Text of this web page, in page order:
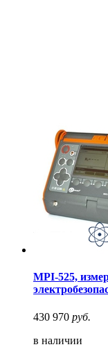
MPI-525,
430 970 руб.
в наличии